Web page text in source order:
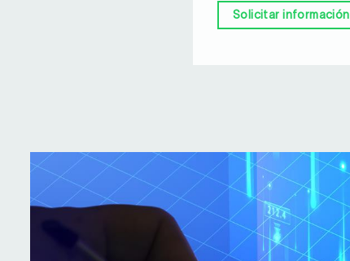
Solicitar información